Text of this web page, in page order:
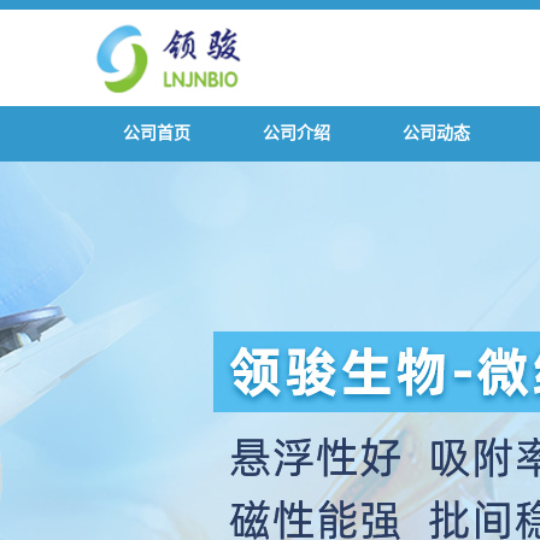
公司首页 公司介绍 公司动态